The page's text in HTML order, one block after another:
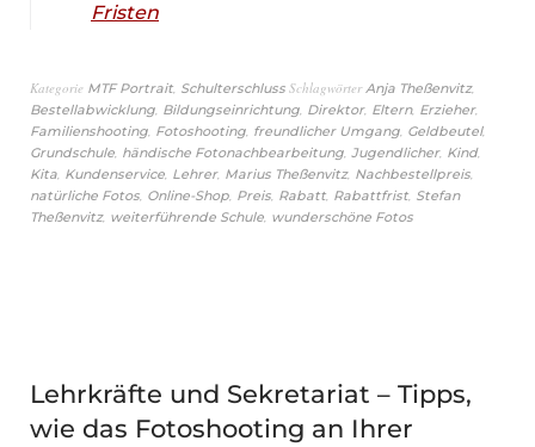
Fristen
Kategorie MTF Portrait, Schulterschluss SchlagwörterAnja Theßenvitz,
Bestellabwicklung, Bildungseinrichtung, Direktor, Eltern, Erzieher,
Familienshooting, Fotoshooting, freundlicher Umgang, Geldbeutel,
Grundschule, händische Fotonachbearbeitung, Jugendlicher, Kind,
Kita, Kundenservice, Lehrer, Marius Theßenvitz, Nachbestellpreis,
natürliche Fotos, Online-Shop, Preis, Rabatt, Rabattfrist, Stefan
Theßenvitz, weiterführende Schule, wunderschöne Fotos
Lehrkräfte und Sekretariat – Tipps,
wie das Fotoshooting an Ihrer